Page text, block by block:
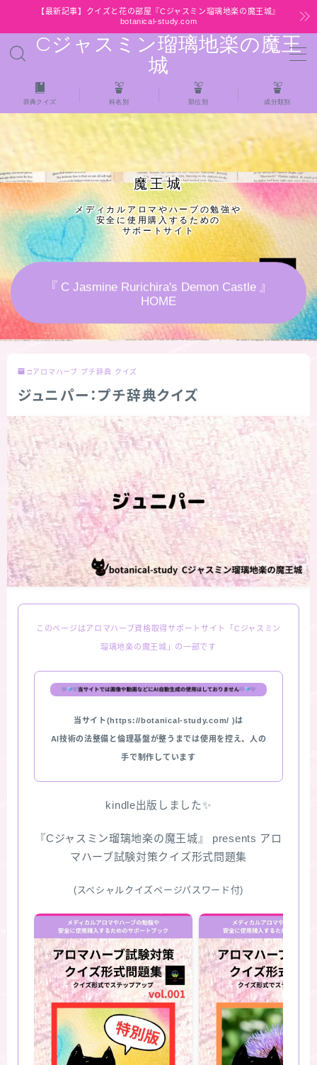
【最新記事】クイズと花の部屋『Cジャスミン瑠璃地楽の魔王城』
botanical-study.com
Cジャスミン瑠璃地楽の魔王
城
MENU
HOME
【最新】クイズと花の部屋
★全種/アロマハーブスパイス基材 プチ辞典ク
イズ＆プチ辞典
★アロマ検定＋αクイズ
★アロマハーブ傾向チェック
秘密部屋
お知らせ
公式ウェブサイト『Botanical Study』
Cジャスミン瑠璃地楽の主な活動先リンク集
プロフィール
アロマハーブアンケート
おすすめ商品＆レビュー
版限定)
辞典クイズ 科名別 部位別 成分類別
魔王城
メディカルアロマやハーブの勉強や
安全に使用購入するための
サポートサイト
『 C Jasmine Rurichira's Demon Castle 』
HOME
□アロマハーブ プチ辞典 クイズ
ジュニパー：プチ辞典クイズ
このページはアロマハーブ資格取得サポートサイト「Cジャスミン
瑠璃地楽の魔王城」の一部です
当サイト(https://botanical-study.com/ )は
AI技術の法整備と倫理基盤が整うまでは使用を控え、人の
手で制作しています
kindle出版しました✨
『Cジャスミン瑠璃地楽の魔王城』 presents アロ
マハーブ試験対策クイズ形式問題集
(スペシャルクイズページパスワード付)